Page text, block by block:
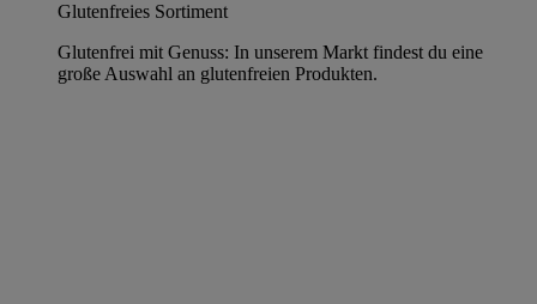
Glutenfreies Sortiment
Glutenfrei mit Genuss: In unserem Markt findest du eine
große Auswahl an glutenfreien Produkten.